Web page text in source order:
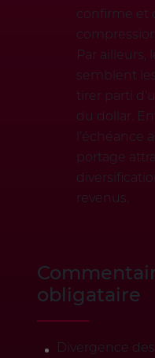
confirme et
Par ailleurs,
semblent
tirer parti
du dollar.
l’échéance
portage
revenus.
obligataire
Divergence